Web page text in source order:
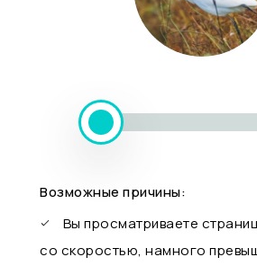
Возможные причины:
Вы просматриваете
со скоростью, намного